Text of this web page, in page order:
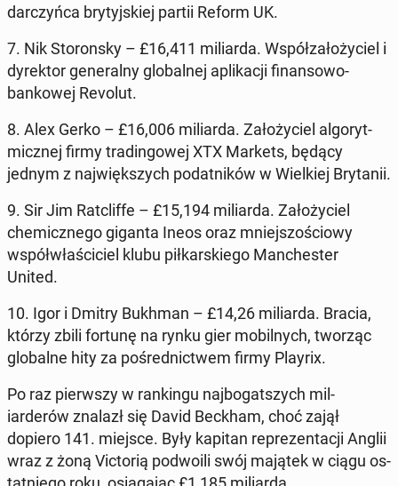
dar­czyń­ca bry­tyjskiej partii Reform UK.
7. Nik Storon­sky – £16,411 mil­iar­da. Współza­łoży­ciel i
dyrek­tor gen­er­al­ny glob­al­nej ap­likacji fi­nan­sowo-
bankowej Revolut.
8. Alex Gerko – £16,006 mil­iar­da. Za­łoży­ciel al­go­ryt­
micznej firmy tradin­gowej XTX Markets, będący
jednym z na­jwięk­szych po­dat­ników w Wielkiej Bry­tanii.
9. Sir Jim Rat­cliffe – £15,194 mil­iar­da. Za­łoży­ciel
chemicznego giganta Ineosoraz mniejs­zoś­ciowy
współwłaś­ci­ciel klubu piłkarskiego Man­ches­ter
United.
10. Igor i Dmitry Bukhman – £14,26 mil­iar­da. Bracia,
którzy zbili fortunę na rynku gier mo­bil­nych, tworząc
glob­alne hity za pośred­nictwem firmy Playrix.
Po raz pier­wszy w rankingu na­jbo­gat­szych mil­
iarderów znalazł się David Beckham, choć zajął
dopiero 141. miejsce. Były kapitan reprezen­tacji Anglii
wraz z żoną Vic­torią pod­woili swój majątek w ciągu os­